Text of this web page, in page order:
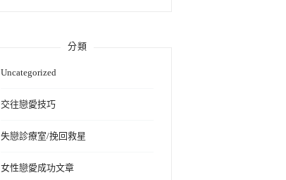
分類
Uncategorized
交往戀愛技巧
失戀診療室/挽回救星
女性戀愛成功文章